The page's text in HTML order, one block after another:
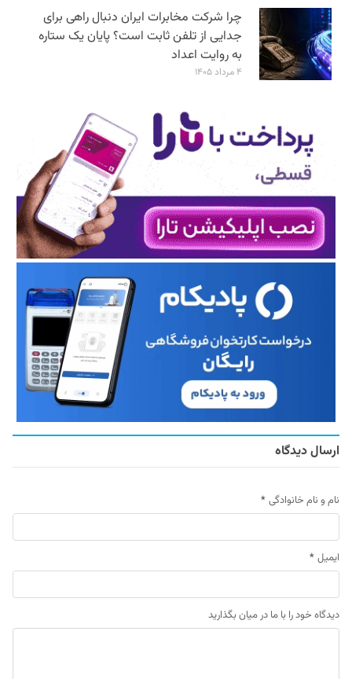
چرا شرکت مخابرات ایران دنبال راهی برای
جدایی از تلفن ثابت است؟ پایان یک ستاره
به روایت اعداد
۴ مرداد ۱۴۰۵
ارسال دیدگاه
نام و نام خانوادگی *
ایمیل *
دیدگاه خود را با ما در میان بگذارید